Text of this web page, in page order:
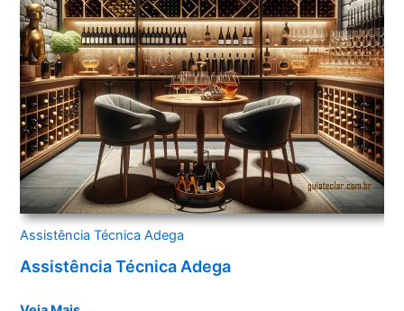
Assistência Técnica Adega
Assistência Técnica Adega